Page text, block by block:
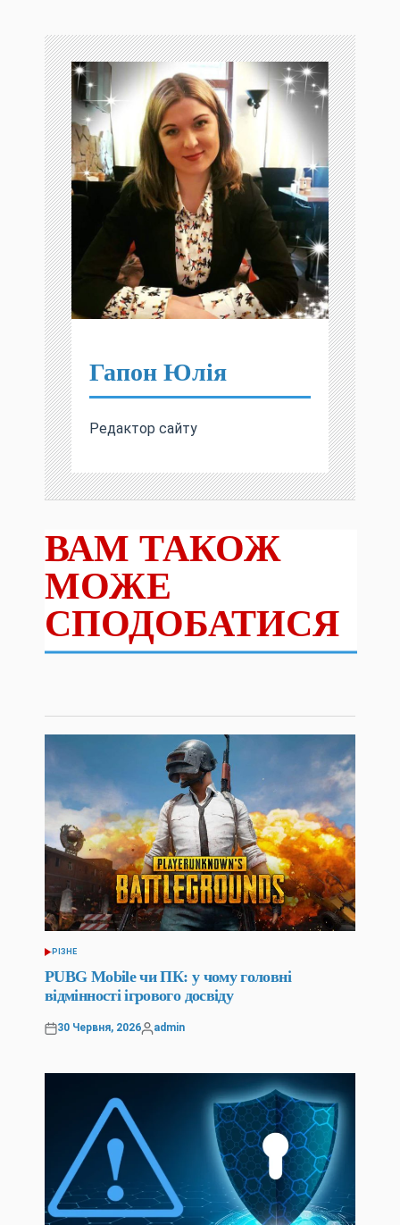
Гапон Юлія
Редактор сайту
ВАМ ТАКОЖ
МОЖЕ
СПОДОБАТИСЯ
ОПУБЛІКУВАТИ
У
РІЗНЕ
PUBG Mobile чи ПК: у чому головні
відмінності ігрового досвіду
Оприлюднено
30 Червня, 2026
Опубліковано
admin